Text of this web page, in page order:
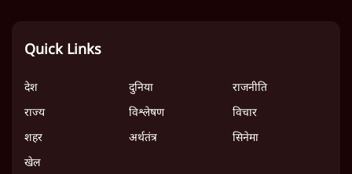
Quick Links
देश दुनिया
राजनीति
राज्य
विश्लेषण
विचार
शहर
अर्थतंत्र
सिनेमा
खेल